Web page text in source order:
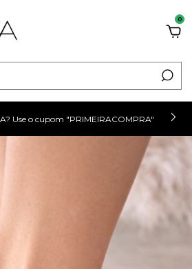
0
Use o cupom "PRIMEIRACOMPRA"